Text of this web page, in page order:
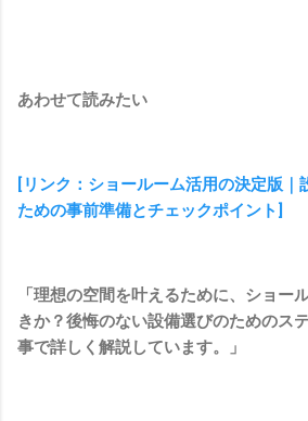
あわせて読みたい
[リンク：ショールーム活用の決定版｜
ための事前準備とチェックポイント]
「理想の空間を叶えるために、ショー
きか？後悔のない設備選びのためのス
事で詳しく解説しています。」